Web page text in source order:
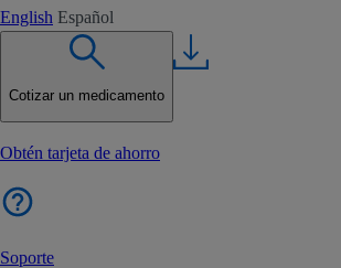
English Español
Cotizar un medicamento
Obtén tarjeta de ahorro
Soporte